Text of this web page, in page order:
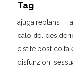
Tag
ajuga reptans
calo del
cistite post
disfunzioni